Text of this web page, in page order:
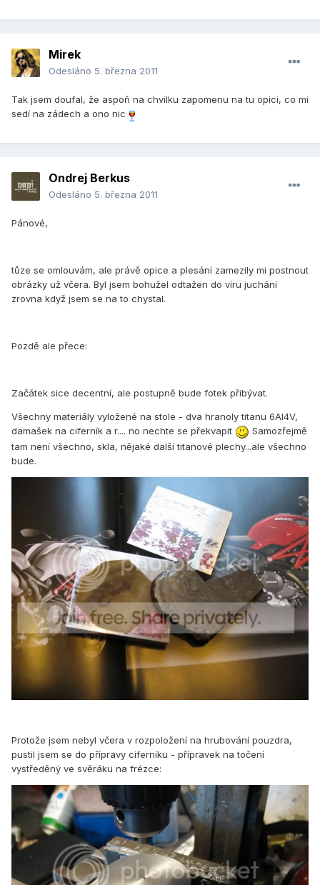
Mirek
Odesláno 5. března 2011
Tak jsem doufal, že aspoň na chvilku zapomenu na tu opici, co mi
sedí na zádech a ono nic
Ondrej Berkus
Odesláno 5. března 2011
Pánové,
tůze se omlouvám, ale právě opice a plesání zamezily mi postnout
obrázky už včera. Byl jsem bohužel odtažen do víru juchání
zrovna když jsem se na to chystal.
Pozdě ale přece:
Začátek sice decentní, ale postupně bude fotek přibývat.
Všechny materiály vyložené na stole - dva hranoly titanu 6Al4V,
damašek na ciferník a r.... no nechte se překvapit
Samozřejmě
tam není všechno, skla, nějaké další titanové plechy...ale všechno
bude.
Protože jsem nebyl včera v rozpoložení na hrubování pouzdra,
pustil jsem se do přípravy ciferníku - přípravek na točení
vystředěný ve svěráku na frézce: